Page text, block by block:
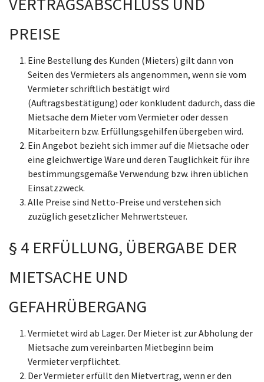
PREISE
Eine Bestellung des Kunden (Mieters) gilt dann von
Seiten des Vermieters als angenommen, wenn sie vom
Vermieter schriftlich bestätigt wird
(Auftragsbestätigung) oder konkludent dadurch, dass die
Mietsache dem Mieter vom Vermieter oder dessen
Mitarbeitern bzw. Erfüllungsgehilfen übergeben wird.
Ein Angebot bezieht sich immer auf die Mietsache oder
eine gleichwertige Ware und deren Tauglichkeit für ihre
bestimmungsgemäße Verwendung bzw. ihren üblichen
Einsatzzweck.
Alle Preise sind Netto-Preise und verstehen sich
zuzüglich gesetzlicher Mehrwertsteuer.
§ 4 ERFÜLLUNG, ÜBERGABE DER
MIETSACHE UND
GEFAHRÜBERGANG
Vermietet wird ab Lager. Der Mieter ist zur Abholung der
Mietsache zum vereinbarten Mietbeginn beim
Vermieter verpflichtet.
Der Vermieter erfüllt den Mietvertrag, wenn er den